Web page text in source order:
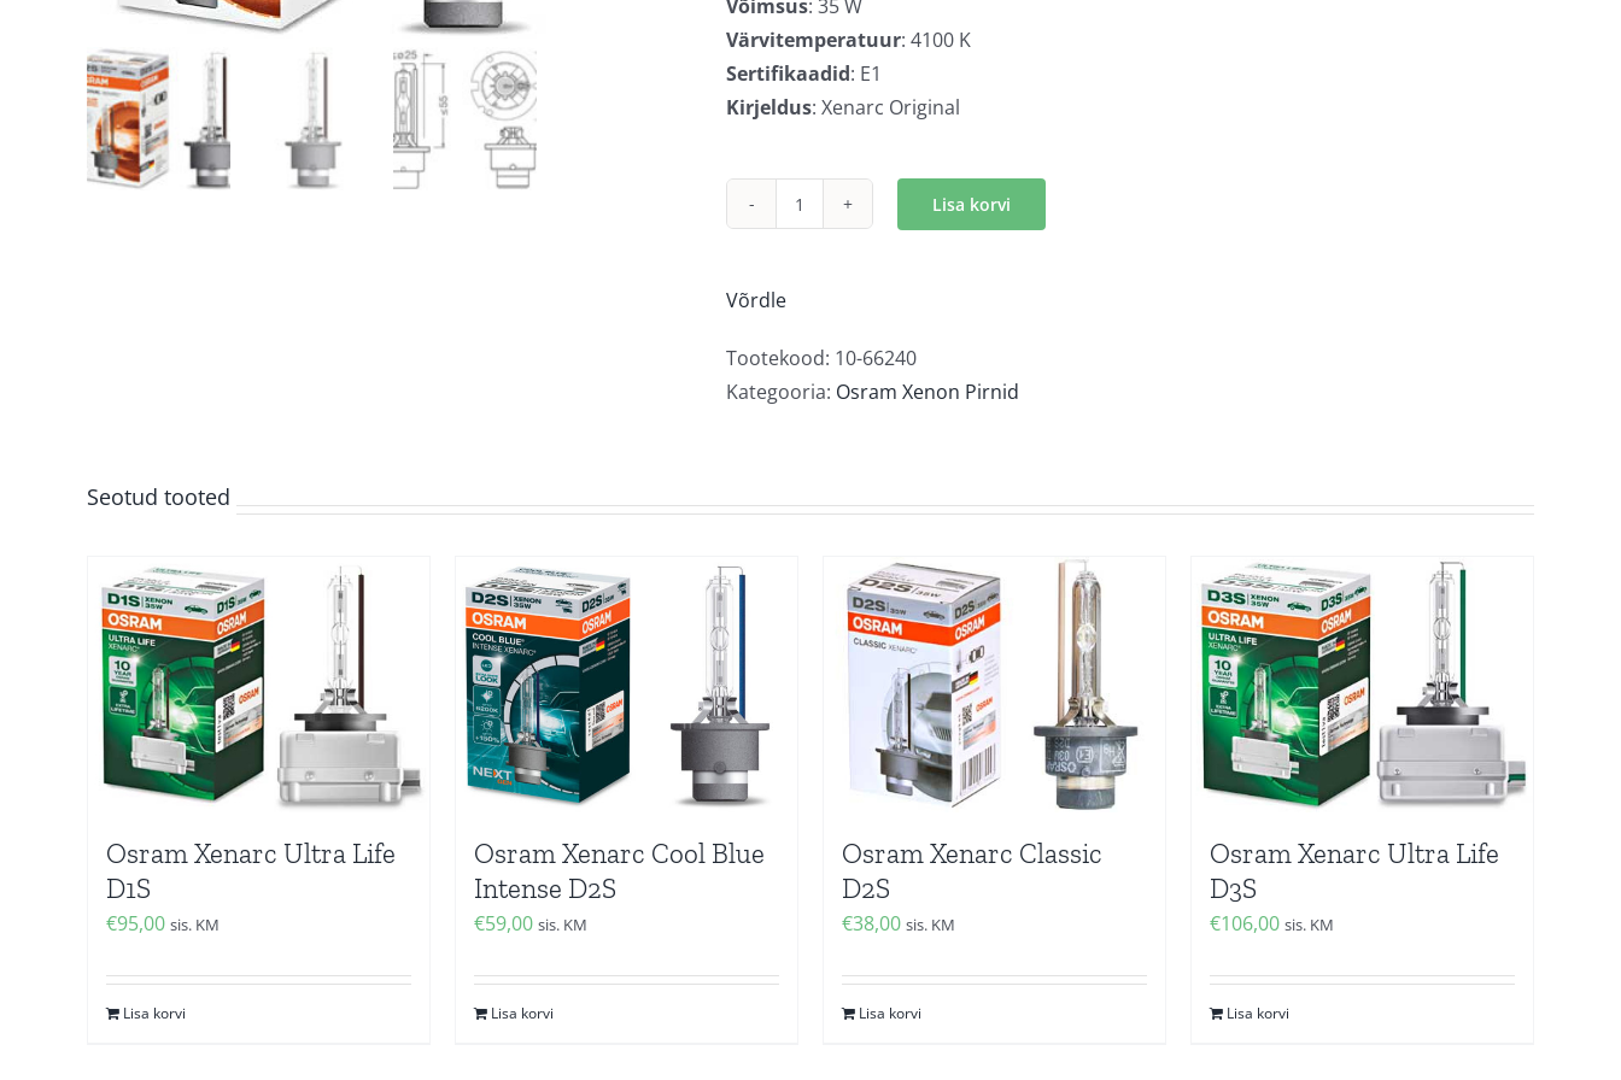
Võimsus: 35 W
Värvitemperatuur: 4100 K
Sertifikaadid: E1
Kirjeldus: Xenarc Original
Osram
kogus
Lisa korvi
Võrdle
Tootekood: 10-66240
Kategooria: Osram Xenon Pirnid
Seotud tooted
Osram Xenarc Ultra Life
D1S
€95,00 sis. KM
Lisa korvi
Osram Xenarc Cool Blue
Intense D2S
€59,00 sis. KM
Lisa korvi
Osram Xenarc Classic
D2S
€38,00 sis. KM
Lisa korvi
Osram Xenarc Ultra Life
D3S
€106,00 sis. KM
Lisa korvi